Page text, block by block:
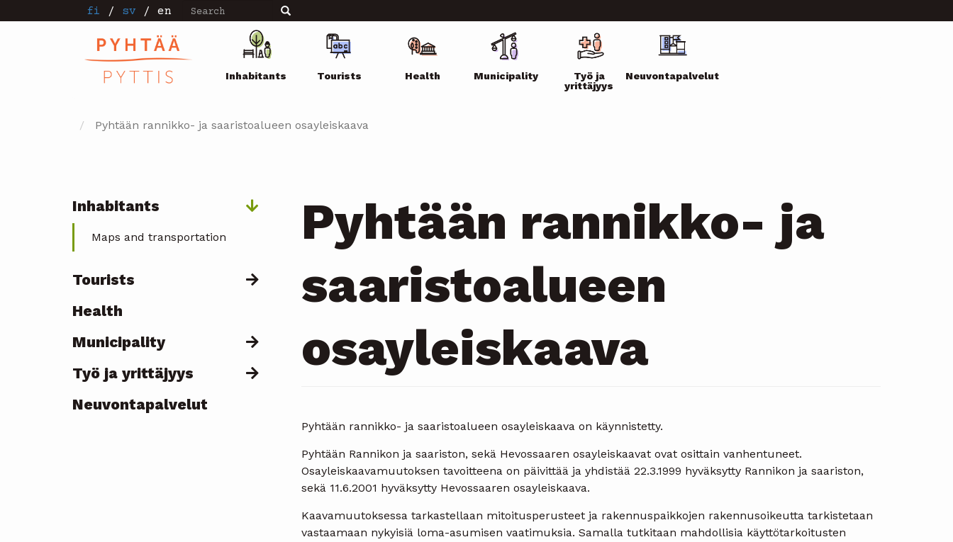
to
fi / sv / en Search Search
Päävalikko
Inhabitants Tourists Health Municipality
Työ ja
yrittäjyys
Neuvontapalvelut
Pyhtään rannikko- ja saaristoalueen osayleiskaava
Päävalikko
Inhabitants
Maps and transportation
Tourists
Health
Municipality
Työ ja yrittäjyys
Neuvontapalvelut
Pyhtään rannikko- ja
saaristoalueen
osayleiskaava
Pyhtään rannikko- ja saaristoalueen osayleiskaava on käynnistetty.
Pyhtään Rannikon ja saariston, sekä Hevossaaren osayleiskaavat ovat osittain vanhentuneet.
Osayleiskaavamuutoksen tavoitteena on päivittää ja yhdistää 22.3.1999 hyväksytty Rannikon ja saariston,
sekä 11.6.2001 hyväksytty Hevossaaren osayleiskaava.
Kaavamuutoksessa tarkastellaan mitoitusperusteet ja rakennuspaikkojen rakennusoikeutta tarkistetaan
vastaamaan nykyisiä loma-asumisen vaatimuksia. Samalla tutkitaan mahdollisia käyttötarkoitusten